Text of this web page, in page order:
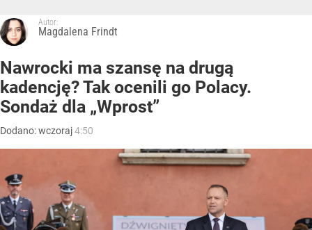
Autor:
Magdalena Frindt
Nawrocki ma szansę na drugą
kadencję? Tak ocenili go Polacy.
Sondaż dla „Wprost”
Dodano:wczoraj4:50